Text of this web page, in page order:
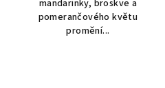
mandarinky, broskve a
pomerančového květu
promění...